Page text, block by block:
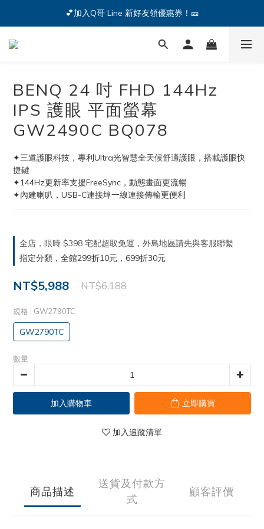
🔥iPhone 17 全系列熱銷中🔥點我購買 — !
💕加入Q哥 Line 新好友領優惠券！🎫
🔥iPhone 17 全系列熱銷中🔥點我購買 — !
BENQ 24 吋 FHD 144Hz
IPS 護眼 平面螢幕
GW2490C BQ078
✦三道護眼科技，專利Ultra光智慧全天候舒適護眼，搭載護眼快
捷鍵
✦144Hz更新率支援FreeSync，動態畫面更流暢
✦內建喇叭，USB-C連接埠一線連接傳輸更便利
全店，限時 $398 宅配超取免運，外島地區請先與客服聯繫
指定分類，全館299折10元，699折30元
NT$5,988 NT$6,188
規格 : GW2790TC
GW2790TC
數量
加入購物車 立即購買
加入追蹤清單
商品描述
送貨及付款方
式
顧客評價